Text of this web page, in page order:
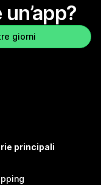
giorni
principali